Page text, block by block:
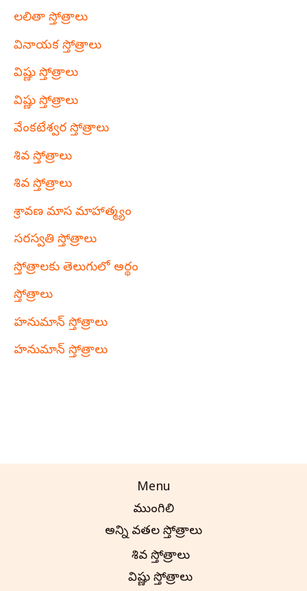
లలితా స్తోత్రాలు
వినాయక స్తోత్రాలు
విష్ణు స్తోత్రాలు
విష్ణు స్తోత్రాలు
వేంకటేశ్వర స్తోత్రాలు
శివ స్తోత్రాలు
శివ స్తోత్రాలు
శ్రావణ మాస మాహాత్మ్యం
సరస్వతి స్తోత్రాలు
స్తోత్రాలకు తెలుగులో అర్థం
స్తోత్రాలు
హనుమాన్ స్తోత్రాలు
హనుమాన్ స్తోత్రాలు
Menu
ముంగిలి
అన్ని దేవతల స్తోత్రాలు
శివ స్తోత్రాలు
విష్ణు స్తోత్రాలు